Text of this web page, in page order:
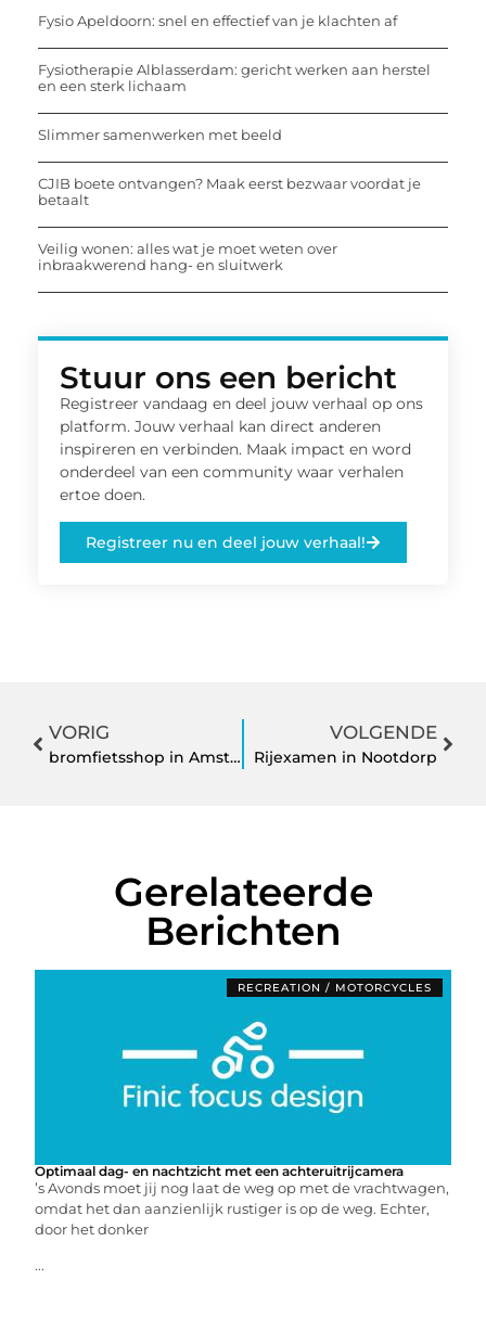
Fysio Apeldoorn: snel en effectief van je klachten af
Fysiotherapie Alblasserdam: gericht werken aan herstel
en een sterk lichaam
Slimmer samenwerken met beeld
CJIB boete ontvangen? Maak eerst bezwaar voordat je
betaalt
Veilig wonen: alles wat je moet weten over
inbraakwerend hang- en sluitwerk
Stuur ons een bericht
Registreer vandaag en deel jouw verhaal op ons
platform. Jouw verhaal kan direct anderen
inspireren en verbinden. Maak impact en word
onderdeel van een community waar verhalen
ertoe doen.
Registreer nu en deel jouw verhaal!
VORIG
bromfietsshop in Amsterdam
VOLGENDE
Rijexamen in Nootdorp
Gerelateerde
Berichten
RECREATION / MOTORCYCLES
Optimaal dag- en nachtzicht met een achteruitrijcamera
’s Avonds moet jij nog laat de weg op met de vrachtwagen,
omdat het dan aanzienlijk rustiger is op de weg. Echter,
door het donker
...